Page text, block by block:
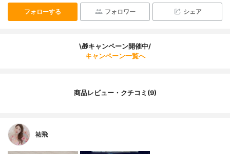
フォローする フォロワー シェア
\🎁キャンペーン開催中/
キャンペーン一覧へ
商品レビュー・クチコミ(9)
祐飛